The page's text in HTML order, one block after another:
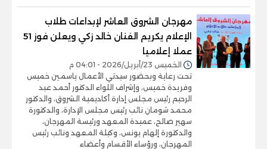
مهرجان الشروق العاشر لإبداعات طلاب
الإعلام يكريم الفنان خالد زكي ويعلن فوز 51
عملا إعلاميا
الخميس 23/أبريل/2026 - 04:01 م
تحت رعاية وبحضور سيدتي الأعمال ياسمين خميس
وفريدة خميس، وإشراف اللواء الدكتور أحمد عبد
الرحيم رئيس مجلس إدارة أكاديمية الشروق، والدكتور
محمد شومان نائب رئيس مجلس الإدارة، والدكتورة
سهير صالح، عميدة المعهد ورئيسة المهرجان،
والدكتورة إلهام يونس، وكيلة المعهد ونائب رئيس
المهرجان، ورؤساء الأقسام وأعضاء